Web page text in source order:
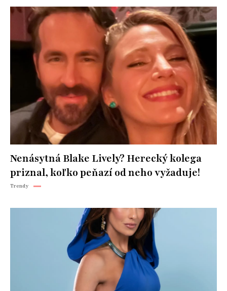
Nenásytná Blake Lively? Herecký kolega
priznal, koľko peňazí od neho vyžaduje!
Trendy